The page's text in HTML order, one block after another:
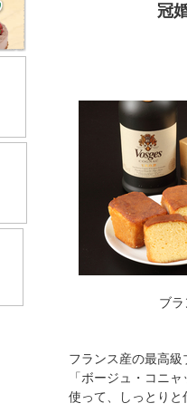
冠
ブ
フランス産の最高級
「ボージュ・コニ
使って、しっとりと